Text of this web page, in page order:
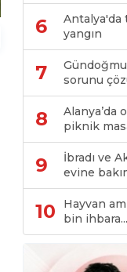
6
Antalya'da
yangın
7
sorunu
8
Alanya’da
piknik
9
İbradı ve
evine
10
Hayvan
bin ihbara...